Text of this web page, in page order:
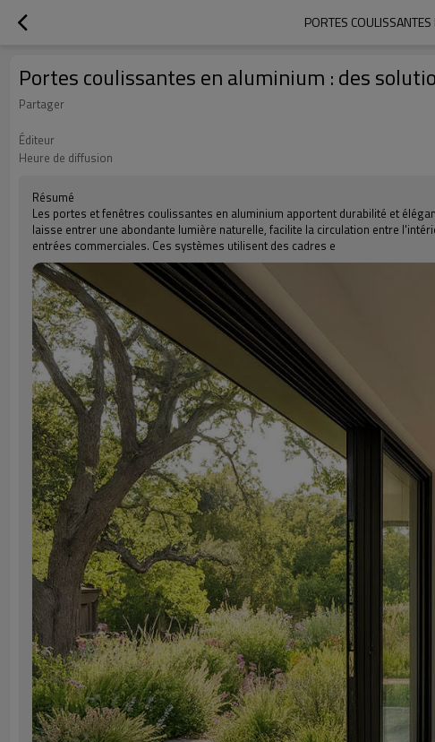
PORTES
Portes coulissantes en aluminium : des
Partager
Éditeur
Heure de diffusion
Résumé
Les portes et fenêtres coulissantes en aluminium apportent durabilité et
laisse entrer une abondante lumière naturelle, facilite la circulation entre
entrées commerciales. Ces systèmes utilisent des cadres e